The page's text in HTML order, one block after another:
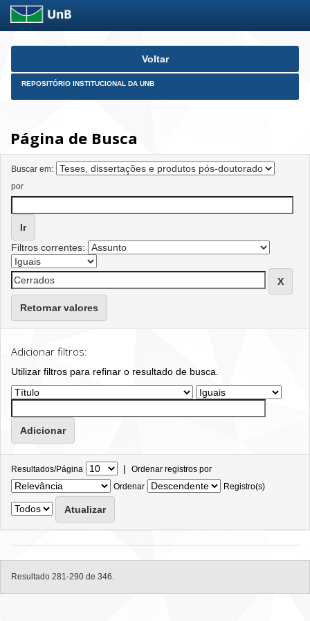
Skip
Voltar
REPOSITÓRIO INSTITUCIONAL DA UNB
Página de Busca
Buscar em:
por
Filtros correntes:
Retornar valores
Adicionar filtros:
Utilizar filtros para refinar o resultado de busca.
Resultados/Página | Ordenar registros por
Ordenar
Registro(s)
Resultado 281-290 de 346.